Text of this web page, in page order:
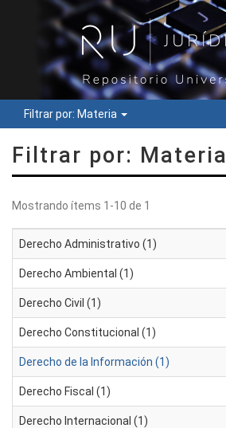
Filtrar por: Materia
Filtrar por: Materia
Mostrando ítems 1-10 de 1
Derecho Administrativo (1)
Derecho Ambiental (1)
Derecho Civil (1)
Derecho Constitucional (1)
Derecho de la Información (1)
Derecho Fiscal (1)
Derecho Internacional (1)